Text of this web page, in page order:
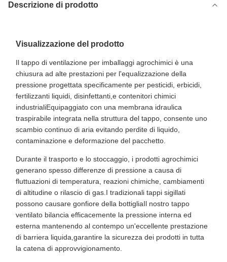
Descrizione di prodotto
Visualizzazione del prodotto
Il tappo di ventilazione per imballaggi agrochimici è una
chiusura ad alte prestazioni per l'equalizzazione della
pressione progettata specificamente per pesticidi, erbicidi,
fertilizzanti liquidi, disinfettanti,e contenitori chimici
industrialiEquipaggiato con una membrana idraulica
traspirabile integrata nella struttura del tappo, consente uno
scambio continuo di aria evitando perdite di liquido,
contaminazione e deformazione del pacchetto.
Durante il trasporto e lo stoccaggio, i prodotti agrochimici
generano spesso differenze di pressione a causa di
fluttuazioni di temperatura, reazioni chimiche, cambiamenti
di altitudine o rilascio di gas.I tradizionali tappi sigillati
possono causare gonfiore della bottigliaIl nostro tappo
ventilato bilancia efficacemente la pressione interna ed
esterna mantenendo al contempo un'eccellente prestazione
di barriera liquida,garantire la sicurezza dei prodotti in tutta
la catena di approvvigionamento.